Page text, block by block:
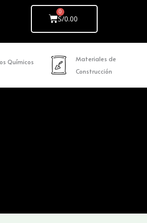
S/0.00
Cart
Químicos
Materiales de
Construcción